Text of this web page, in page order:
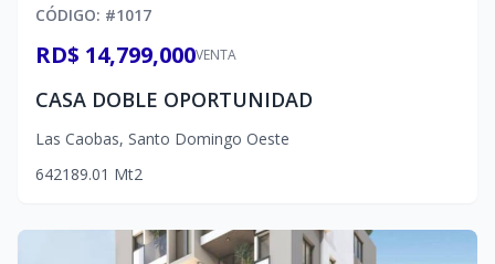
CÓDIGO: #1017
VENTA
RD$ 14,799,000
CASA DOBLE OPORTUNIDAD
Las Caobas, Santo Domingo Oeste
642189.01 Mt2